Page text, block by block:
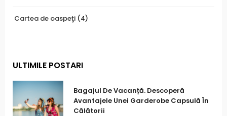
Cartea de oaspeţi (4)
ULTIMILE POSTARI
Bagajul De Vacanță. Descoperă
Avantajele Unei Garderobe Capsulă În
Călătorii